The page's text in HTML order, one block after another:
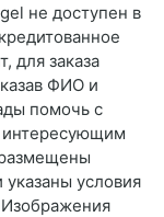
не доступен в
для заказа
ФИО и
помочь с
условия
Изображения